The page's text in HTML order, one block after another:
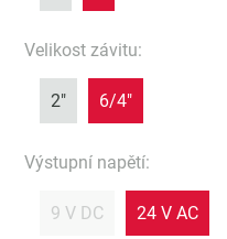
Velikost závitu:
2" 6/4"
Výstupní napětí:
9 V DC 24 V AC